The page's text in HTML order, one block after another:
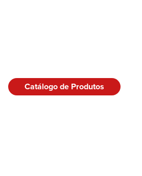
Catálogo de Produtos